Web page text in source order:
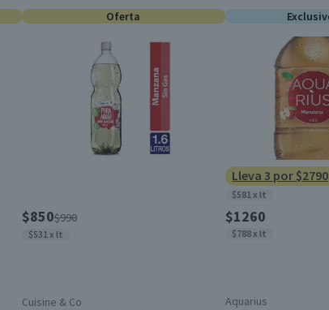
Oferta
$850$990
$531 x lt
Cuisine & Co
Lleva 3 por $2790
$581 x lt
$1260
$788 x lt
Aquarius